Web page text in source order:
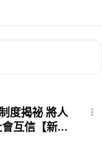
場失望
度揭祕 將人
互信【新聞